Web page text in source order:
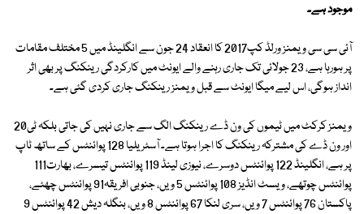
موجود ہے۔
آئی سی سی ویمنز ورلڈ کپ2017 کا انعقاد 24 جون سے انگلینڈ میں 5 مختلف مقامات
پر ہورہا ہے، 23 جولائی تک جاری رہنے والے ایونٹ میں کارکردگی رینکنگ پر بھی اثر
انداز ہوگی، اس لیے میگا ایونٹ سے قبل ویمنز رینکنگ جاری کردی گئی ہے۔
ویمنز کرکٹ میں ٹیموں کی ون ڈے رینکنگ الگ سے جاری نہیں کی جاتی بلکہ ٹی20
اور ون ڈے کی مشترکہ رینکنگ کا اجرا ہوتا ہے۔ آسٹریلیا 128 پوائنٹس کے ساتھ ٹاپ
پر ہے، انگلینڈ 122 پوائنٹس دوسرے، نیوزی لینڈ 119 پوائنٹس تیسرے، بھارت111
پوائنٹس چوتھے، ویسٹ انڈیز 108 پوائنٹس 5 ویں، جنوبی افریقہ91 پوائنٹس چھٹے،
پاکستان 76 پوائنٹس 7 ویں، سری لنکا 67 پوائنٹس 8 ویں، بنگلہ دیش 42 پوائنٹس 9